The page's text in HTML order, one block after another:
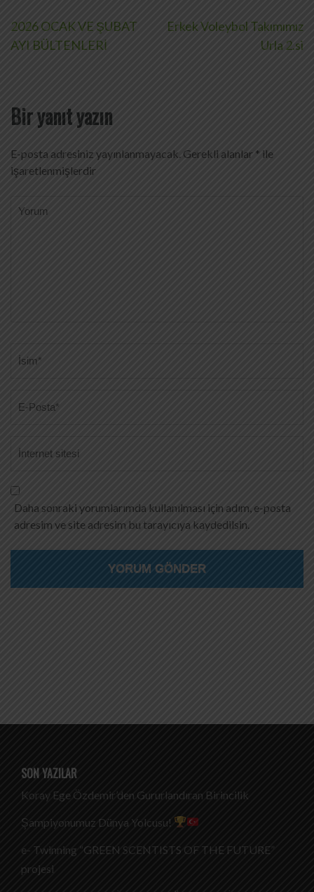
Yazı
gezinmesi
2026 OCAK VE ŞUBAT
AYI BÜLTENLERİ
Erkek Voleybol Takımımız
Urla 2.si
Bir yanıt yazın
E-posta adresiniz yayınlanmayacak. Gerekli alanlar * ile
işaretlenmişlerdir
Daha sonraki yorumlarımda kullanılması için adım, e-posta
adresim ve site adresim bu tarayıcıya kaydedilsin.
SON YAZILAR
Koray Ege Özdemir’den Gururlandıran Birincilik
Şampiyonumuz Dünya Yolcusu!
e- Twinning “GREEN SCENTISTS OF THE FUTURE”
projesi